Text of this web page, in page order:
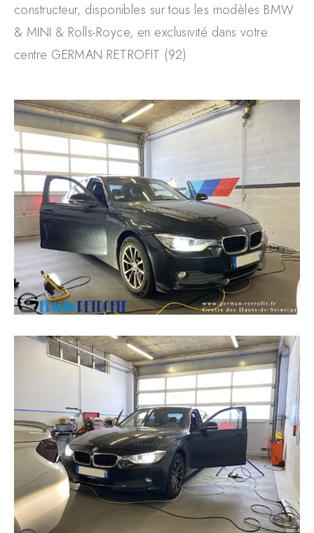
constructeur, disponibles sur tous les modèles BMW
& MINI & Rolls-Royce, en exclusivité dans votre
centre GERMAN RETROFIT (92)